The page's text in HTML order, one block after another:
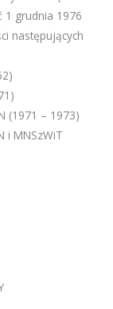
1 grudnia 1976
następujących
(1971 – 1973)
i MNSzWiT